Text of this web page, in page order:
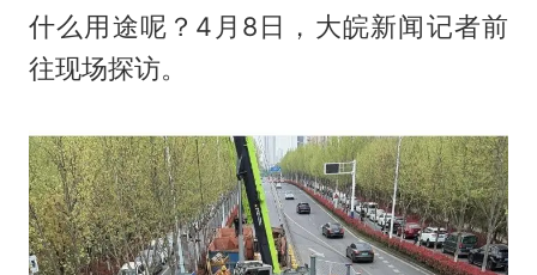
什么用途呢？4月8日，大皖新闻记者前
往现场探访。